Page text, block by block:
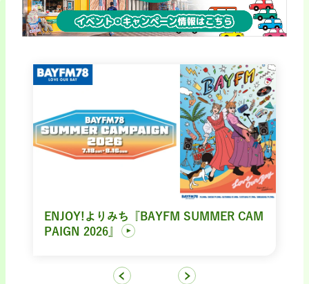
ENJOY!よりみち『BAYFM SUMMER CAM
PAIGN 2026』